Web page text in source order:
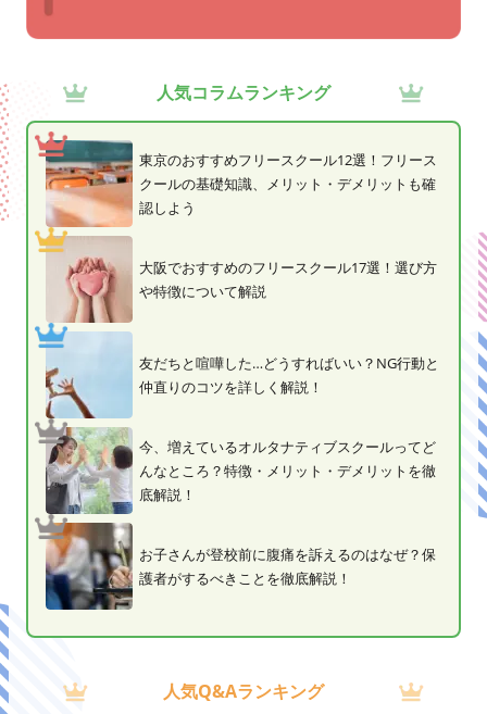
人気コラムランキング
東京のおすすめフリースクール12選！フリース
クールの基礎知識、メリット・デメリットも確
認しよう
大阪でおすすめのフリースクール17選！選び方
や特徴について解説
友だちと喧嘩した…どうすればいい？NG行動と
仲直りのコツを詳しく解説！
今、増えているオルタナティブスクールってど
んなところ？特徴・メリット・デメリットを徹
底解説！
お子さんが登校前に腹痛を訴えるのはなぜ？保
護者がするべきことを徹底解説！
人気Q&Aランキング